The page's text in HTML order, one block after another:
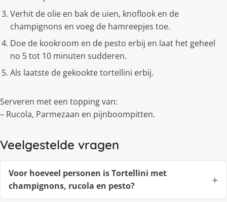
Verhit de olie en bak de uien, knoflook en de
champignons en voeg de hamreepjes toe.
Doe de kookroom en de pesto erbij en laat het geheel
no 5 tot 10 minuten sudderen.
Als laatste de gekookte tortellini erbij.
Serveren met een topping van:
– Rucola, Parmezaan en pijnboompitten.
Veelgestelde vragen
Voor hoeveel personen is Tortellini met
champignons, rucola en pesto?